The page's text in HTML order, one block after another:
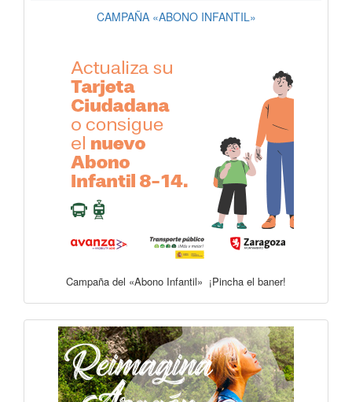
CAMPAÑA «ABONO INFANTIL»
Campaña del «Abono Infantil» ¡Pincha el baner!